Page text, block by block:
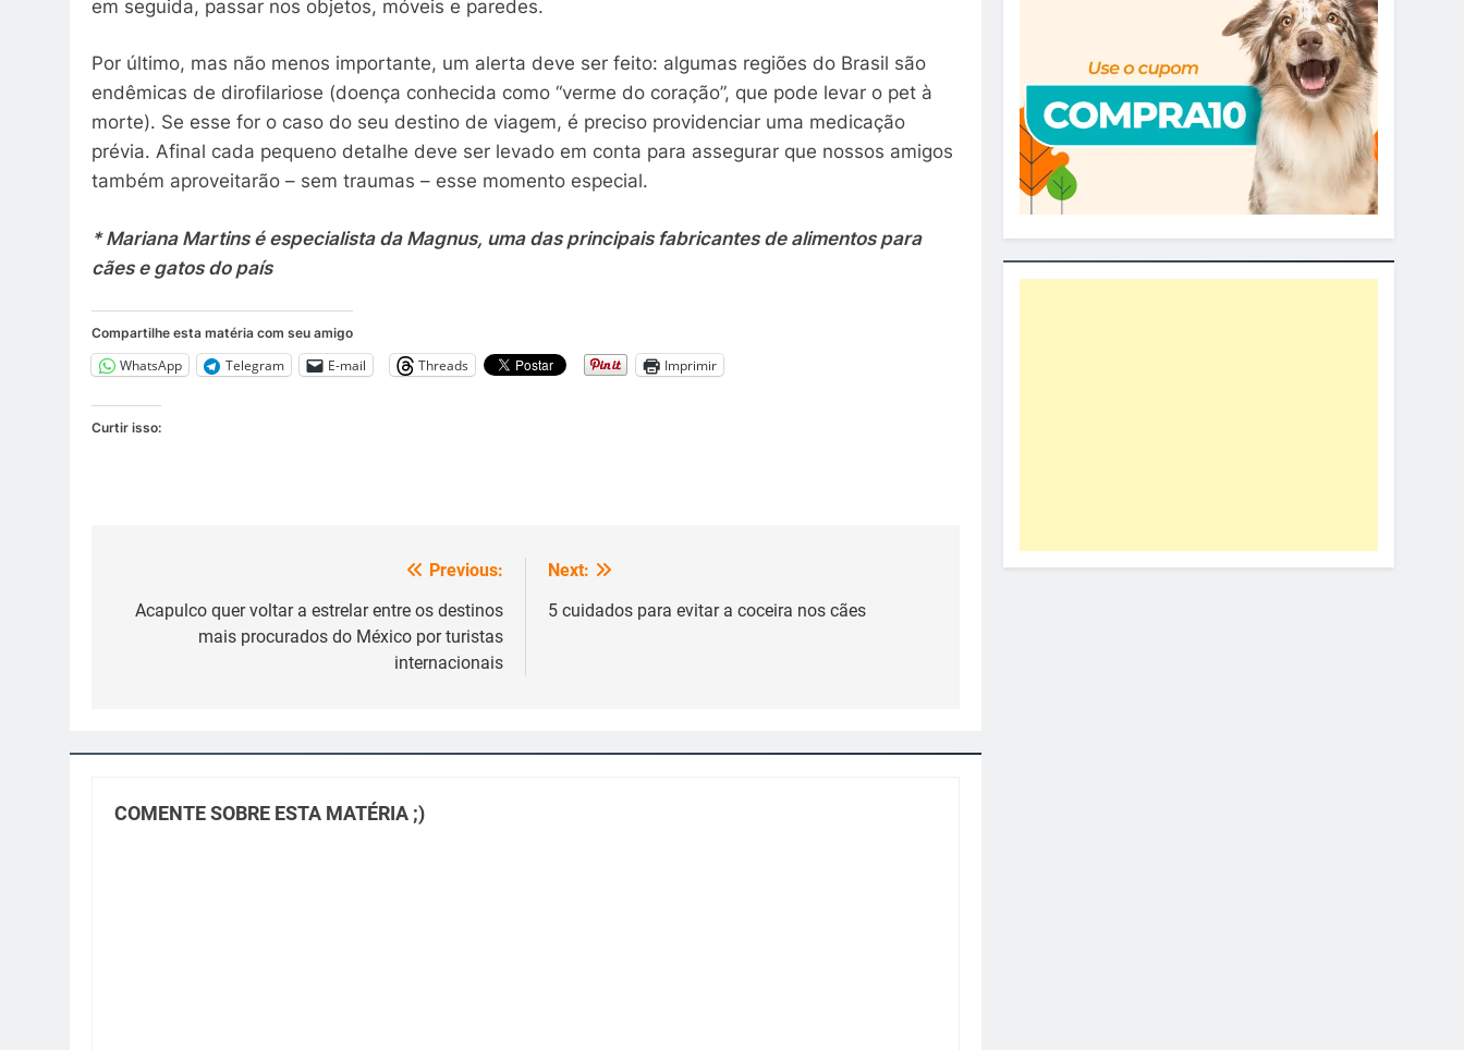
em seguida, passar nos objetos, móveis e paredes.
Por último, mas não menos importante, um alerta deve ser feito: algumas regiões do Brasil são
endêmicas de dirofilariose (doença conhecida como “verme do coração”, que pode levar o pet à
morte). Se esse for o caso do seu destino de viagem, é preciso providenciar uma medicação
prévia. Afinal cada pequeno detalhe deve ser levado em conta para assegurar que nossos amigos
também aproveitarão – sem traumas – esse momento especial.
* Mariana Martins é especialista da Magnus, uma das principais fabricantes de alimentos para
cães e gatos do país
Compartilhe esta matéria com seu amigo
WhatsApp Telegram E-mail Threads Imprimir
Curtir isso:
de
Previous:
Acapulco quer voltar a estrelar entre os destinos
mais procurados do México por turistas
internacionais
Next:
5 cuidados para evitar a coceira nos cães
COMENTE SOBRE ESTA MATÉRIA ;)